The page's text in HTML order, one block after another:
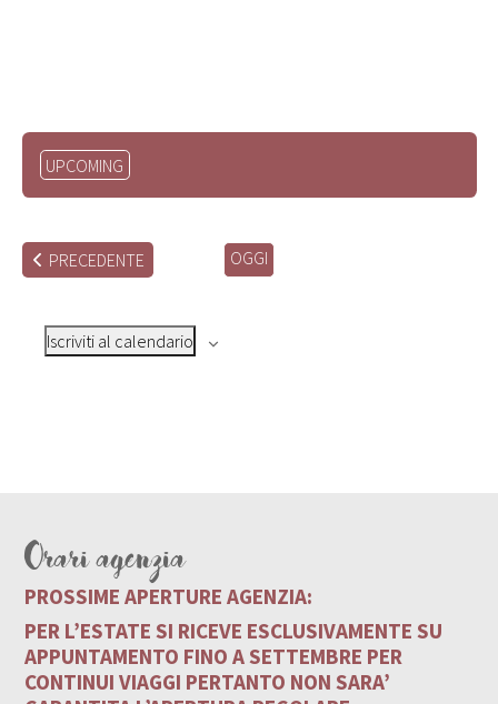
UPCOMING Seleziona
PRECEDENTEEVENTI OGGI
Iscriviti al calendario
Orari agenzia
PROSSIME APERTURE AGENZIA:
PER L’ESTATE SI RICEVE ESCLUSIVAMENTE SU
APPUNTAMENTO FINO A SETTEMBRE PER
CONTINUI VIAGGI PERTANTO NON SARA’